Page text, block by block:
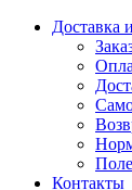
Доставка
Контакты